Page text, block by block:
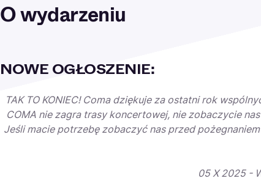
O wydarzeniu
NOWE OGŁOSZENIE:
TAK TO KONIEC! Coma dziękuje za ostatni rok
COMA nie zagra trasy koncertowej, nie zobaczycie
Jeśli macie potrzebę zobaczyć nas przed
05 X 2025 -